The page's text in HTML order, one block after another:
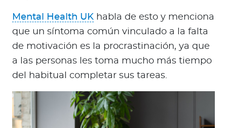
Mental Health UK habla de esto y menciona
que un síntoma común vinculado a la falta
de motivación es la procrastinación, ya que
a las personas les toma mucho más tiempo
del habitual completar sus tareas.